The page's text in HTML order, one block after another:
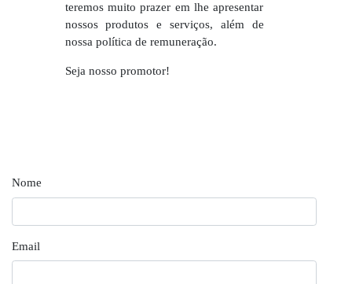
teremos muito prazer em lhe apresentar
nossos produtos e serviços, além de
nossa política de remuneração.
Seja nosso promotor!
Nome
Email